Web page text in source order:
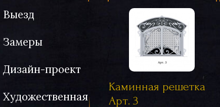
Выезд
Замеры
Дизайн-проект
Художественная
Каминная решетка
Арт. 3